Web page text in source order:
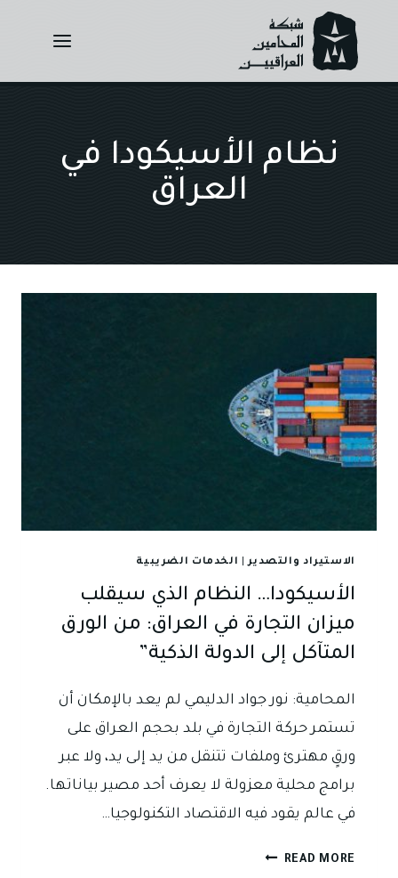
content
نظام الأسيكودا في
العراق
الاستيراد والتصدير| الخدمات الضريبية
الأسيكودا… النظام الذي سيقلب
ميزان التجارة في العراق: من الورق
المتآكل إلى الدولة الذكية”
المحامية: نور جواد الدليمي لم يعد بالإمكان أن
تستمر حركة التجارة في بلد بحجم العراق على
ورقٍ مهترئ وملفات تتنقل من يد إلى يد، ولا عبر
برامج محلية معزولة لا يعرف أحد مصير بياناتها.
في عالم يقود فيه الاقتصاد التكنولوجيا…
READ MORE الأسيكودا…